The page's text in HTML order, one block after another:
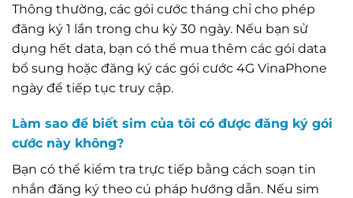
Thông thường, các gói cước tháng chỉ cho phép
đăng ký 1 lần trong chu kỳ 30 ngày. Nếu bạn sử
dụng hết data, bạn có thể mua thêm các gói data
bổ sung hoặc đăng ký các gói cước 4G VinaPhone
ngày để tiếp tục truy cập.
Làm sao để biết sim của tôi có được đăng ký gói
cước này không?
Bạn có thể kiểm tra trực tiếp bằng cách soạn tin
nhắn đăng ký theo cú pháp hướng dẫn. Nếu sim